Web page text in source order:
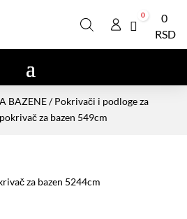
0
0
RSD
BAZENE/Pokrivači i podloge za
za bazen 549cm